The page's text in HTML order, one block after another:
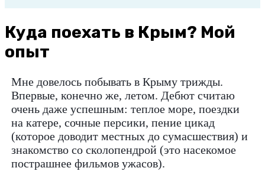
Куда поехать в Крым? Мой
опыт
Мне довелось побывать в Крыму трижды.
Впервые, конечно же, летом. Дебют считаю
очень даже успешным: теплое море, поездки
на катере, сочные персики, пение цикад
(которое доводит местных до сумасшествия) и
знакомство со сколопендрой (это насекомое
пострашнее фильмов ужасов).